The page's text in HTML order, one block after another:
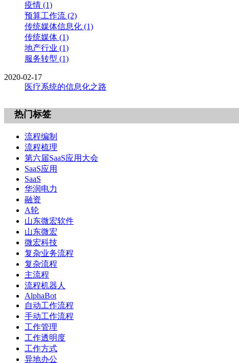
疫情 (1)
预算工作流 (2)
传统媒体信息化 (1)
传统媒体 (1)
地产行业 (1)
服务转型 (1)
2020-02-17
医疗系统的信息化之路
热门标签
流程编制
流程梳理
第六届SaaS应用大会
SaaS应用
SaaS
华润电力
融资
A轮
山东微宏软件
山东微宏
微宏科技
复杂业务流程
复杂流程
主流程
流程机器人
AlphaBot
自动工作流程
手动工作流程
工作管理
工作透明度
工作方式
异地办公